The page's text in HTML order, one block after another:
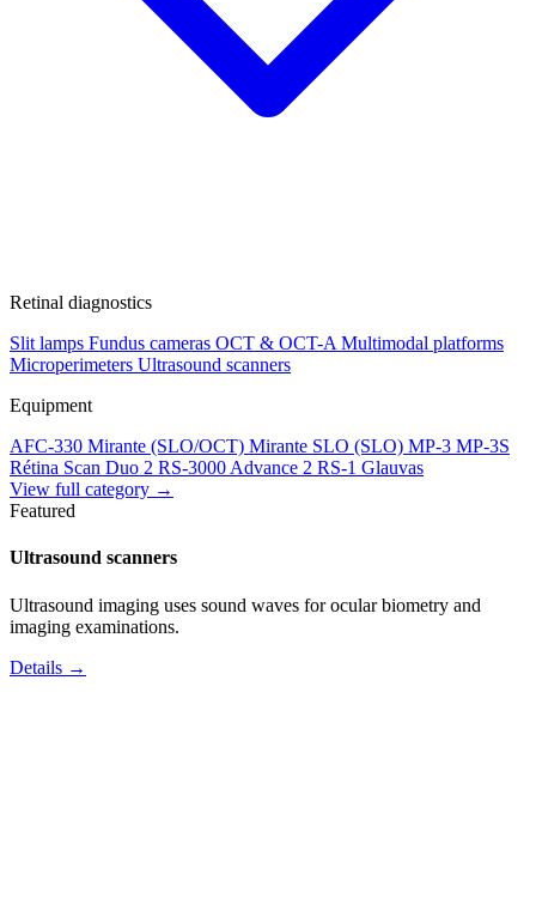
Retinal diagnostics
Slit lamps Fundus cameras OCT & OCT-A Multimodal platforms
Microperimeters Ultrasound scanners
Equipment
AFC-330 Mirante (SLO/OCT) Mirante SLO (SLO) MP-3 MP-3S
Rétina Scan Duo 2 RS-3000 Advance 2 RS-1 Glauvas
View full category →
Featured
Ultrasound scanners
Ultrasound imaging uses sound waves for ocular biometry and
imaging examinations.
Details →